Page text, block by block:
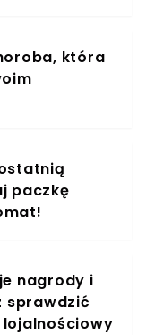
która
paczkę
nagrody i
sprawdzić